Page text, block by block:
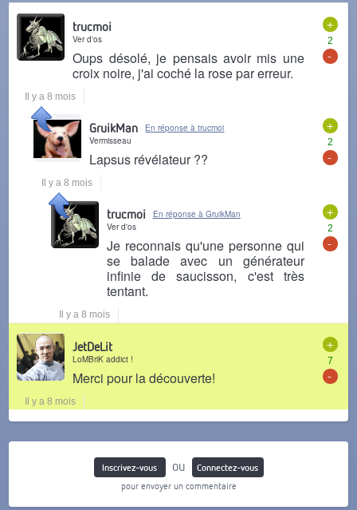
+
2
-
trucmoi
Ver d'os
Oups désolé, je pensais avoir mis une
croix noire, j'ai coché la rose par erreur.
Il y a 8 mois
+
2
-
GruikMan
En réponse à trucmoi
Vermisseau
Lapsus révélateur ??
Il y a 8 mois
+
2
-
trucmoi
En réponse à GruikMan
Ver d'os
Je reconnais qu'une personne qui
se balade avec un générateur
infinie de saucisson, c'est très
tentant.
Il y a 8 mois
+
7
-
JetDeLit
LoMBriK addict !
Merci pour la découverte!
Il y a 8 mois
Inscrivez-vous ou
Connectez-vous
pour envoyer un commentaire